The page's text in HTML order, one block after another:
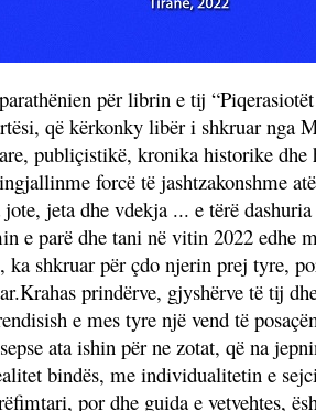
për librin e tij
që kërkonky libër i shkruar
publiçistikë, kronika historike
forcë të jashtzakonshme
jeta dhe vdekja ... e tërë
e parë dhe tani në vitin 2022
shkruar për çdo njerin prej tyre,
prindërve, gjyshërve të tij
e mes tyre një vend të
ata ishin për ne zotat, që na
bindës, me individualitetin e
por dhe guida e vetvehtes,